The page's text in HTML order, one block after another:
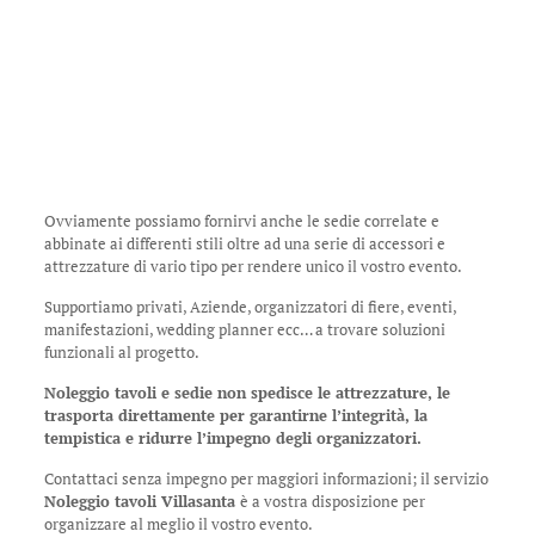
Ovviamente possiamo fornirvi anche le sedie correlate e
abbinate ai differenti stili oltre ad una serie di accessori e
attrezzature di vario tipo per rendere unico il vostro evento.
Supportiamo privati, Aziende, organizzatori di fiere, eventi,
manifestazioni, wedding planner ecc… a trovare soluzioni
funzionali al progetto.
Noleggio tavoli e sedie non spedisce le attrezzature, le
trasporta direttamente per garantirne l’integrità, la
tempistica e ridurre l’impegno degli organizzatori.
Contattaci senza impegno per maggiori informazioni; il servizio
Noleggio tavoli Villasanta è a vostra disposizione per
organizzare al meglio il vostro evento.